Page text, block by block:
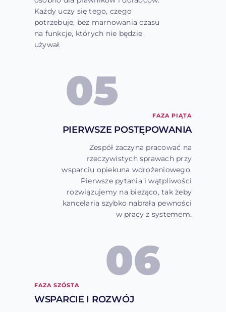
Każdy uczy się tego, czego
potrzebuje, bez marnowania czasu
na funkcje, których nie będzie
używał.
05
FAZA PIĄTA
PIERWSZE POSTĘPOWANIA
Zespół zaczyna pracować na
rzeczywistych sprawach przy
wsparciu opiekuna wdrożeniowego.
Pierwsze pytania i wątpliwości
rozwiązujemy na bieżąco, tak żeby
kancelaria szybko nabrała pewności
w pracy z systemem.
06
FAZA SZÓSTA
WSPARCIE I ROZWÓJ